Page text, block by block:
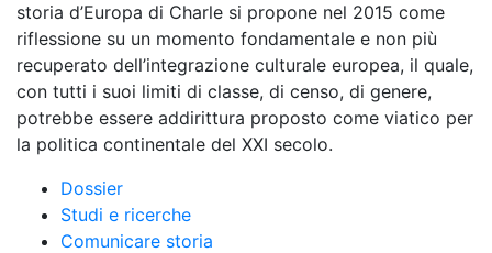
storia d’Europa di Charle si propone nel 2015 come
riflessione su un momento fondamentale e non più
recuperato dell’integrazione culturale europea, il quale,
con tutti i suoi limiti di classe, di censo, di genere,
potrebbe essere addirittura proposto come viatico per
la politica continentale del XXI secolo.
Dossier
Studi e ricerche
Comunicare storia